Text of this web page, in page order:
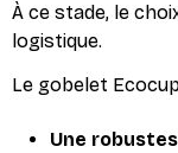
À ce stade, le
logistique.
Le gobelet
Une